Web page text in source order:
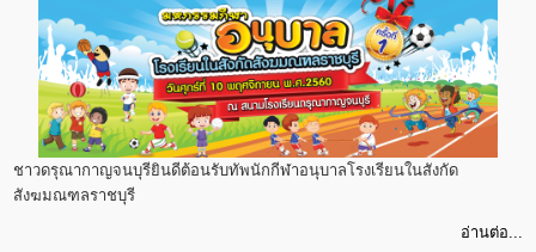
ชาวดรุณากาญจนบุรียินดีต้อนรับทัพนักกีฬาอนุบาลโรงเรียนในสังกัด
สังฆมณฑลราชบุรี
อ่านต่อ...